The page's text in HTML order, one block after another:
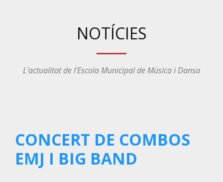
NOTÍCIES
L'actualitat de l'Escola Municipal de Música i Dansa
CONCERT DE COMBOS
EMJ I BIG BAND